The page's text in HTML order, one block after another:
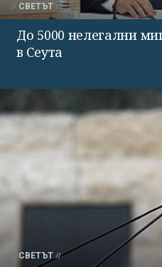
СВЕТЪТ
До 5000 нелегални
в Сеута
СВЕТЪТ